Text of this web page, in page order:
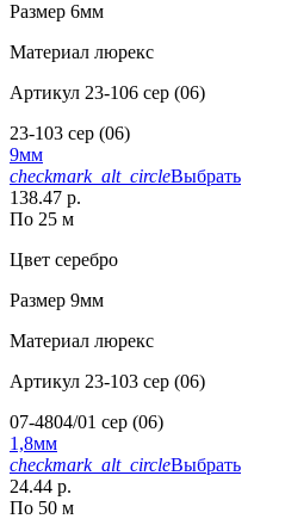
Размер 6мм
Материал люрекс
Артикул 23-106 сер (06)
23-103 сер (06)
9мм
checkmark_alt_circleВыбрать
138.47 р.
По 25 м
Цвет серебро
Размер 9мм
Материал люрекс
Артикул 23-103 сер (06)
07-4804/01 сер (06)
1,8мм
checkmark_alt_circleВыбрать
24.44 р.
По 50 м